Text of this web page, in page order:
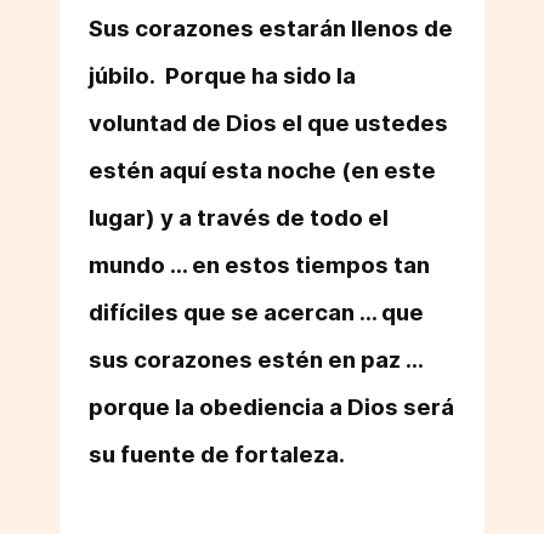
Sus corazones estarán llenos de
júbilo. Porque ha sido la
voluntad de Dios el que ustedes
estén aquí esta noche (en este
lugar) y a través de todo el
mundo ... en estos tiempos tan
difíciles que se acercan ... que
sus corazones estén en paz ...
porque la obediencia a Dios será
su fuente de fortaleza.